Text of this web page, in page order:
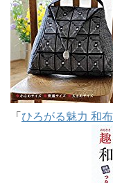
「 ひろがる魅力 和